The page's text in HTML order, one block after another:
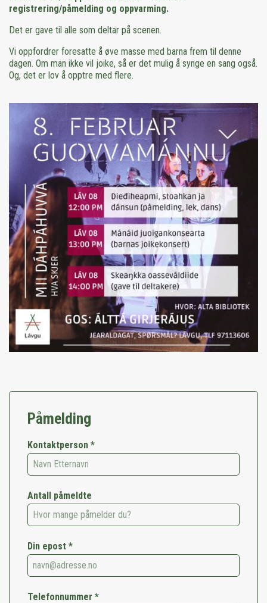
registrering/påmelding og oppvarming.
Det er gave til alle som deltar på scenen.
Vi oppfordrer foresatte å øve masse med barna frem til denne
dagen. Om man ikke vil joike, så er det mulig å synge en sang også.
Og, det er lov å opptre med flere.
Påmelding
Kontaktperson *
Antall påmeldte
Din epost *
Telefonnummer *